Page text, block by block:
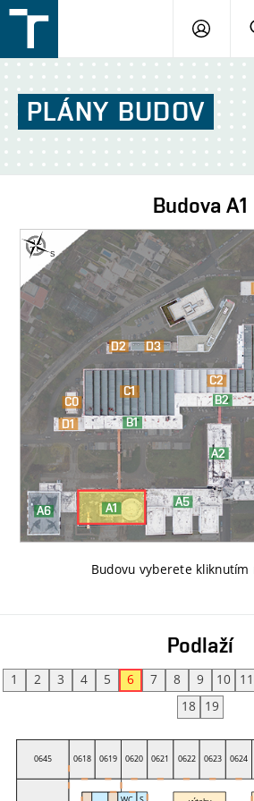
v
Brně
PLÁNY BUDOV
Budova A1
Budovu vyberete kliknutím
Podlaží
1 2 3 4 5 6 7 8 9 10 11
18
19